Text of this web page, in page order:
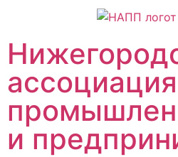
ассоциация
и